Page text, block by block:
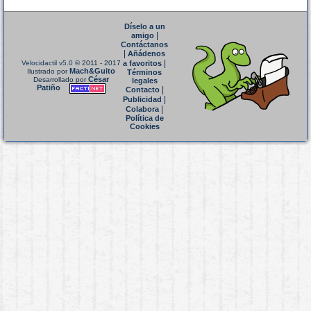
Velocidactil v5.0 © 2011 - 2017
Ilustrado porMach&Guito
Desarrollado porCésar
Patiño
Díselo a un
amigo|
Contáctanos
Añádenos
a favoritos
Términos
legales
Contacto|
Publicidad
Colabora|
Política de
Cookies